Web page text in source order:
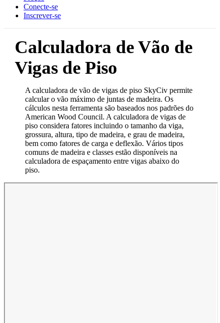
Conecte-se
Inscrever-se
Calculadora de Vão de
Vigas de Piso
A calculadora de vão de vigas de piso SkyCiv permite
calcular o vão máximo de juntas de madeira. Os
cálculos nesta ferramenta são baseados nos padrões do
American Wood Council. A calculadora de vigas de
piso considera fatores incluindo o tamanho da viga,
grossura, altura, tipo de madeira, e grau de madeira,
bem como fatores de carga e deflexão. Vários tipos
comuns de madeira e classes estão disponíveis na
calculadora de espaçamento entre vigas abaixo do
piso.